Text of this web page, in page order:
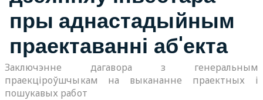
пры аднастадыйным
праектаванні аб'екта
Заключэнне дагавора з генеральным
праекціроўшчыкам на выкананне праектных і
пошукавых работ